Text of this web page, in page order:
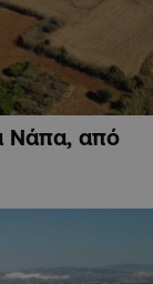
Νάπα, από